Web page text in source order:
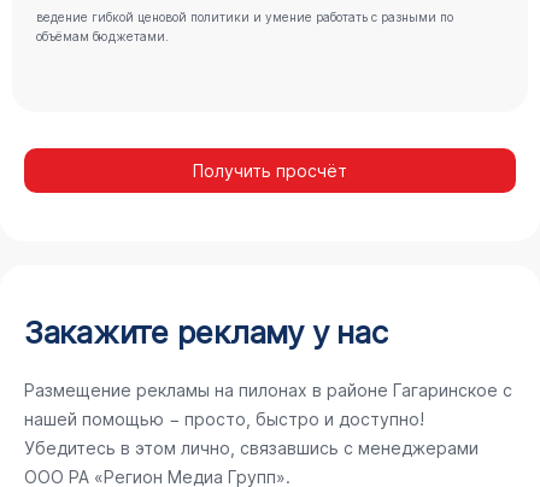
ведение гибкой ценовой политики и умение работать с разными по
объёмам бюджетами.
Получить просчёт
Закажите рекламу у нас
Размещение рекламы на пилонах в районе Гагаринское с
нашей помощью − просто, быстро и доступно!
Убедитесь в этом лично, связавшись с менеджерами
ООО РА «Регион Медиа Групп».